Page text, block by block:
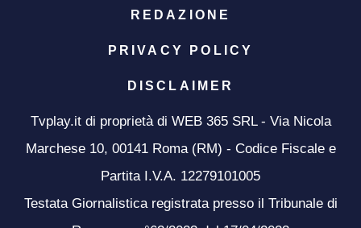
REDAZIONE
PRIVACY POLICY
DISCLAIMER
Tvplay.it di proprietà di WEB 365 SRL - Via Nicola
Marchese 10, 00141 Roma (RM) - Codice Fiscale e
Partita I.V.A. 12279101005
Testata Giornalistica registrata presso il Tribunale di